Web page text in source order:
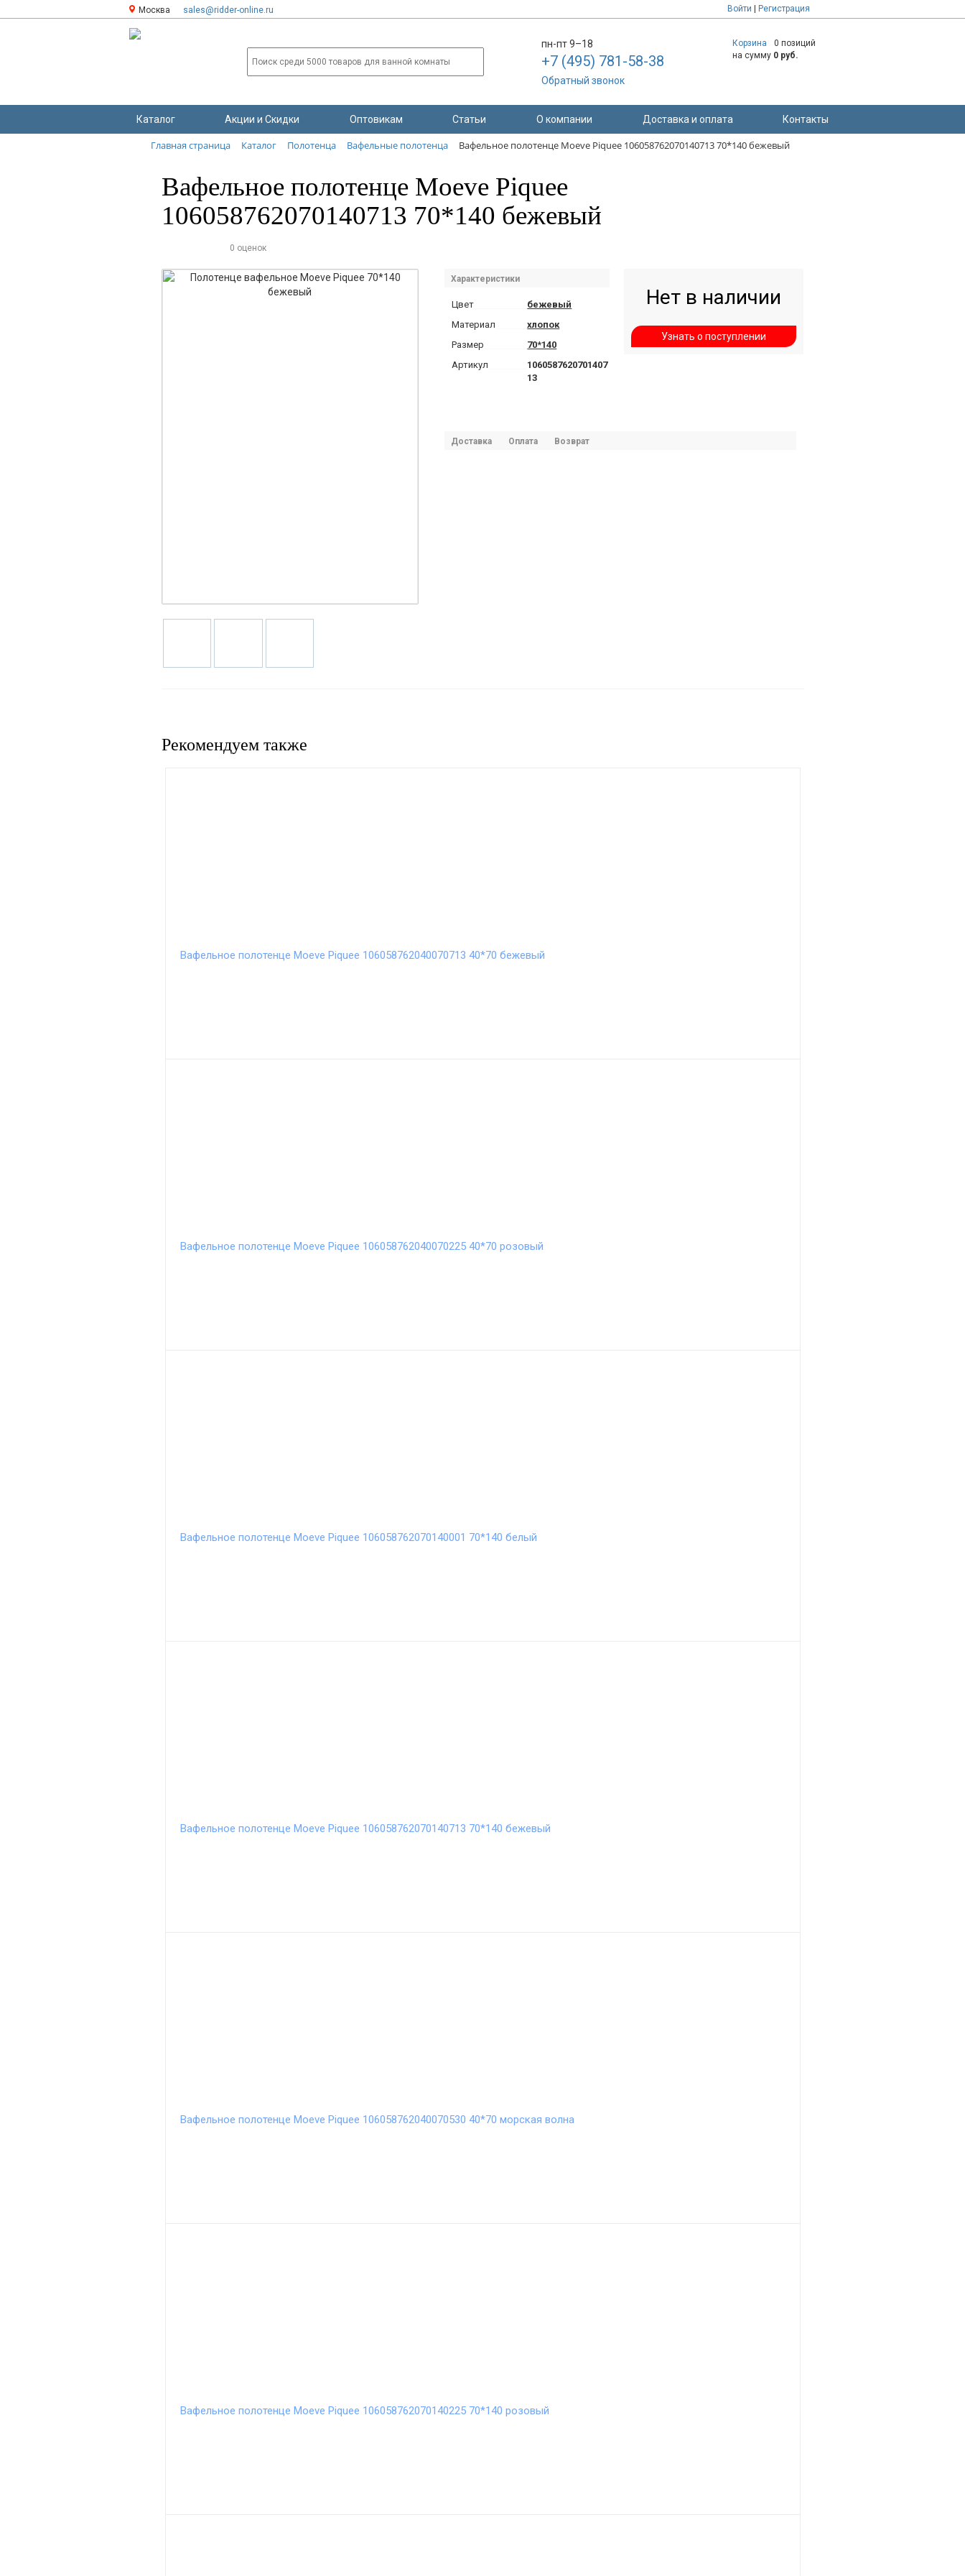
Москва sales@ridder-online.ru Войти Регистрация
пн-пт 9–18
+7 (495) 781-58-38
Обратный звонок
Корзина
0 позиций
на сумму 0 руб.
Каталог Акции и Скидки Оптовикам Статьи О компании Доставка и оплата Контакты
Главная страница Каталог Полотенца Вафельные полотенца Вафельное полотенце Moeve Piquee 106058762070140713 70*140 бежевый
Вафельное полотенце Moeve Piquee
106058762070140713 70*140 бежевый
0 оценок
Характеристики
Цвет
бежевый
Материал
хлопок
Размер
70*140
Артикул
1060587620701407
13
Нет в наличии
Узнать о поступлении
Доставка Оплата Возврат
Рекомендуем также
Вафельное полотенце Moeve Piquee 106058762040070713 40*70 бежевый
Вафельное полотенце Moeve Piquee 106058762040070225 40*70 розовый
Вафельное полотенце Moeve Piquee 106058762070140001 70*140 белый
Вафельное полотенце Moeve Piquee 106058762070140713 70*140 бежевый
Вафельное полотенце Moeve Piquee 106058762040070530 40*70 морская волна
Вафельное полотенце Moeve Piquee 106058762070140225 70*140 розовый